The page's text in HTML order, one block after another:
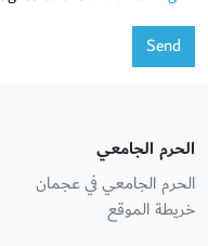
Send
الحرم الجامعي
الحرم الجامعي في عجمان
خريطة الموقع